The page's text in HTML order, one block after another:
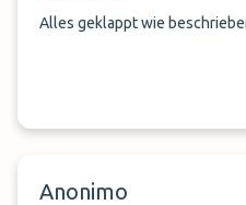
Alles geklappt wie
Anonimo